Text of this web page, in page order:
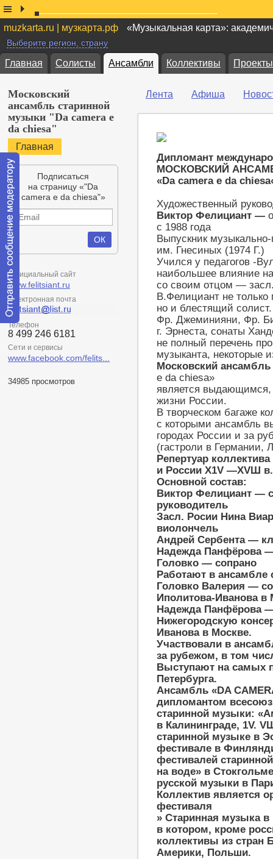
muzkarta.ru | музкарта.рф «Музыкальная карта»:
Выберите регион, страну
Главная Солисты Ансамбли Коллективы Проекты
Московский
ансамбль старинной
музыки "Da camera e
da chiesa"
Главная
Подписаться
на страницу «"Da
camera e da chiesa"»
Официальный сайт
www.felitsiant.ru
Электронная почта
Телефон
8 499 246 6181
Сети и сервисы
www.facebook.com/felits...
34985 просмотров
Лента Афиша
Дипломант
МОСКОВСКИЙ
«Da camera e da chiesa
Художественный
Виктор Фелициант —
с 1988 года
Выпускник музыкально-
им. Гнесиных (1974 Г.)
Учился у педагогов -
наибольшее влияние на
со своим отцом —
В.Фелициант не только
но и блестящий
Фр. Джеминияни, Фр.
г. Эрнеста, сонаты
не полный перечень
музыканта, некоторые
Московский
e da chiesa»
является
жизни России.
В творческом багаже
с которыми ансамбль
городах России и за
(гастроли в Германии,
Репертуар
и России X1V —XVШ
Основной состав:
Виктор Фелициант —
руководитель
Засл. Росии Нина
виолончель
Андрей Сербента —
Надежда Панфёрова
Головко — сопрано
Работают в ансамбле
Головко Валерия —
Иполитова-Иванова в
Надежда Панфёрова
Нижегородскую
Иванова в Москве.
Участвовали в
за рубежом, в том
Выступают на самых
Петербурга.
Ансамбль «DA
дипломантом
старинной музыки:
в Калининграде, 1V. V
старинной музыке в
фестивале в
фестивалей
на воде» в
русской музыки в
Коллектив является
фестиваля
» Старинная музыка
в котором, кроме
коллективы из стран
Америки, Польши.
Отправить
сообщение
модератору